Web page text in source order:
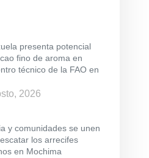
presenta potencial
fino de aroma en
técnico de la FAO en
2026
y comunidades se unen
los arrecifes
en Mochima